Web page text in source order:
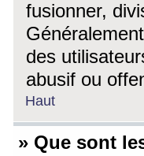
fusionner,
des
abusif ou
Haut
» Que sont